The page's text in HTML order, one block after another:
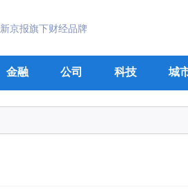
新京报旗下财经品牌
金融 公司 科技 城